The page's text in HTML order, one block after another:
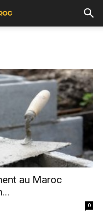
au Maroc
0